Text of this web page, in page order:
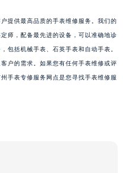
供最高品质的手表维修服务。我们的
师，配备最先进的设备，可以准确地诊
包括机械手表、石英手表和自动手表。
户的需求。如果您有任何手表维修或评
手表专修服务网点是您寻找手表维修服